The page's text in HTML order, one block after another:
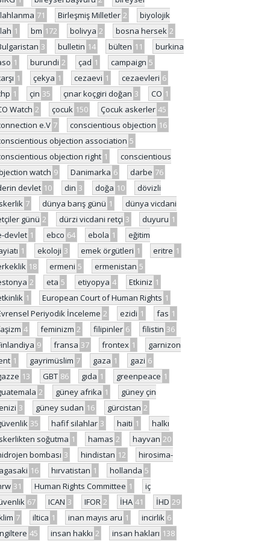
71 Birleşmiş Milletler 2
biyolojik
1 bm 172 bolivya 2 bosna hersek 2
3 bulletin 14 bülten 11
burkina
1 burundi 2 çad 1 campaign 5
1 çekya 1 cezaevi 1 cezaevleri 6
1 çin 35 çınar koçgiri doğan 3 CO 1
Watch 2 çocuk 150 Çocuk askerler 45
e.V 7 conscientious objection 16
objection association 5
objection right 1
conscientious
watch 9 Danimarka 6 darbe 76
devlet 10 din 3 doğa 10
dövizli
7 dünya barış günü 1
dünya vicdani
günü 2 dürzi vicdani retçi 3 duyuru 1
devlet 1 ebco 64 ebola 1
eğitim
1 ekoloji 3 emek örgütleri 1 eritre 1
18 ermeni 5 ermenistan 5
2 eta 5 etiyopya 4 Etkiniz 1
1 European Court of Human Rights 1
Periyodik İnceleme 2 ezidi 1 fas 1
4 feminizm 2 filipinler 6 filistin 36
9 fransa 37 frontex 1
garnizon
1 gayrimüslim 7 gaza 1 gazi 6
13 GBT 86 gıda 1 greenpeace 1
2 güney afrika 1
güney çin
3 güney sudan 16 gürcistan 2
35 hafif silahlar 3 haiti 1
halkı
soğutma 1 hamas 2 hayvan 20
bombası 3 hindistan 12
hirosima-
16 hırvatistan 1 hollanda 5
31 Human Rights Committee 1
iç
67 ICAN 3 IFOR 2 İHA 41 İHD 29
7 iltica 1 inan mayıs aru 1 incirlik 6
45 insan hakkı 2 insan hakları 138